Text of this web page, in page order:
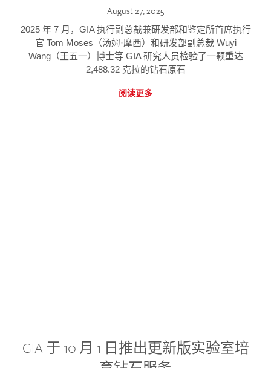
August 27, 2025
2025 年 7 月，GIA 执行副总裁兼研发部和鉴定所首席执行
官 Tom Moses（汤姆·摩西）和研发部副总裁 Wuyi
Wang（王五一）博士等 GIA 研究人员检验了一颗重达
2,488.32 克拉的钻石原石
阅读更多
GIA 于 10 月 1 日推出更新版实验室培